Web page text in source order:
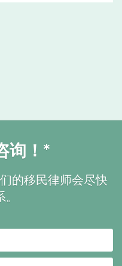
询！*
的移民律师会尽快